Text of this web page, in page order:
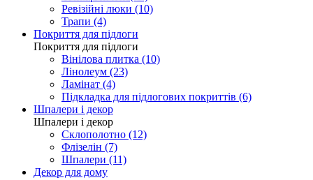
Ревізійні люки (10)
Трапи (4)
Покриття для підлоги
Покриття для підлоги
Вінілова плитка (10)
Лінолеум (23)
Ламінат (4)
Підкладка для підлогових покриттів (6)
Шпалери і декор
Шпалери і декор
Склополотно (12)
Флізелін (7)
Шпалери (11)
Декор для дому